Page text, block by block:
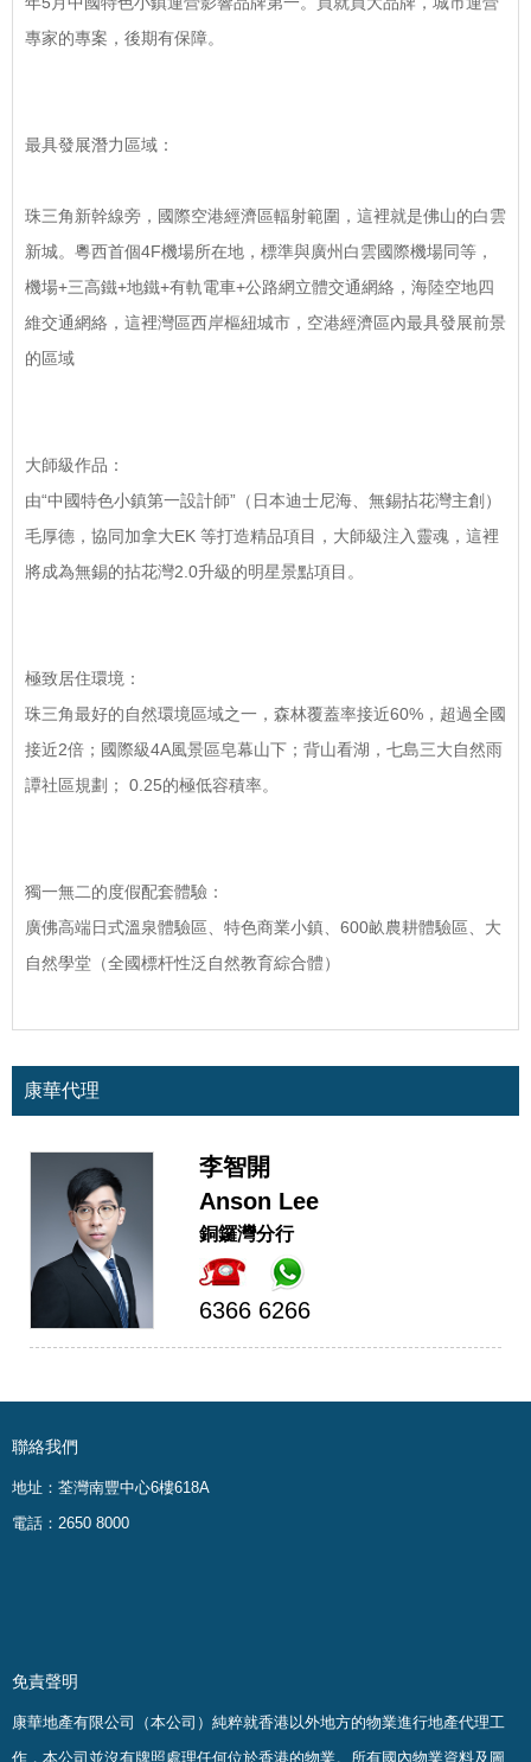
專家的專案，後期有保障。
最具發展潛力區域：
珠三角新幹線旁，國際空港經濟區輻射範圍，這裡就是佛山的白雲
新城。粵西首個4F機場所在地，標準與廣州白雲國際機場同等，
機場+三高鐵+地鐵+有軌電車+公路網立體交通網絡，海陸空地四
維交通網絡，這裡灣區西岸樞紐城市，空港經濟區內最具發展前景
的區域
大師級作品：
由“中國特色小鎮第一設計師”（日本迪士尼海、無錫拈花灣主創）
毛厚德，協同加拿大EK 等打造精品項目，大師級注入靈魂，這裡
將成為無錫的拈花灣2.0升級的明星景點項目。
極致居住環境：
珠三角最好的自然環境區域之一，森林覆蓋率接近60%，超過全國
接近2倍；國際級4A風景區皂幕山下；背山看湖，七島三大自然雨
譚社區規劃； 0.25的極低容積率。
獨一無二的度假配套體驗：
廣佛高端日式溫泉體驗區、特色商業小鎮、600畝農耕體驗區、大
自然學堂（全國標杆性泛自然教育綜合體）
康華代理
李智開
Anson Lee
銅鑼灣分行
6366 6266
聯絡我們
地址：荃灣南豐中心6樓618A
電話：2650 8000
免責聲明
康華地產有限公司（本公司）純粹就香港以外地方的物業進行地產代理工
作，本公司並沒有牌照處理任何位於香港的物業。 所有國內物業資料及圖